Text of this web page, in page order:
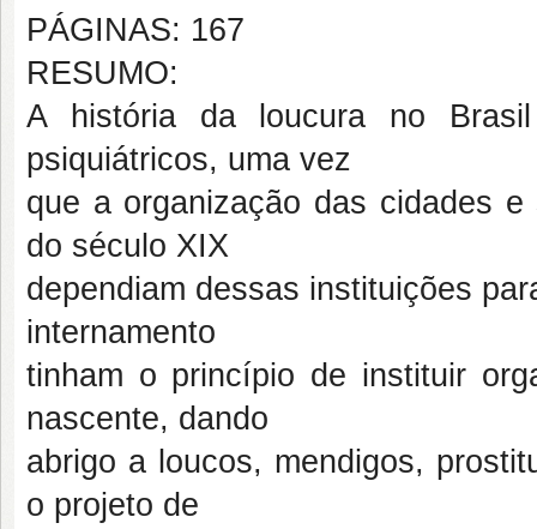
PÁGINAS: 167
RESUMO:
A história da loucura no
psiquiátricos, uma vez
que a organização das cidades
do século XIX
dependiam dessas instituições
internamento
tinham o princípio de instituir
nascente, dando
abrigo a loucos, mendigos,
o projeto de